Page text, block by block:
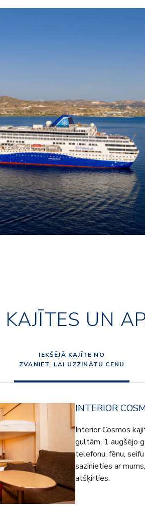
KAJĪTES UN
IEKŠĒJĀ KAJĪTE NO
ZVANIET, LAI UZZINĀTU CENU
INTERIOR
Interior Cosmos
gultām, 1 augšējo
telefonu, fēnu,
sazinieties ar
atšķirties.